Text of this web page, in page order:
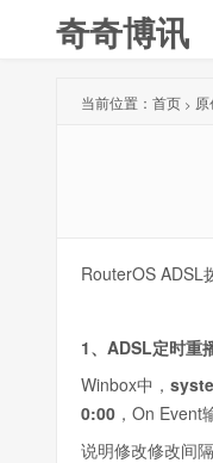
奇奇博讯
当前位置： 首页 >
RouterOS ADSL
1、ADSL定时重
Winbox中，
0:00 ，On Event
说明修改修改间